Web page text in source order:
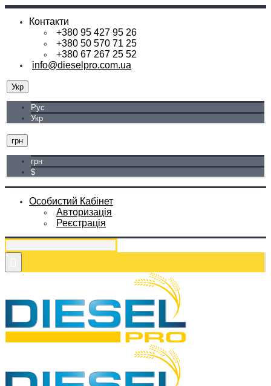
Контакти
+380 95 427 95 26
+380 50 570 71 25
+380 67 267 25 52
info@dieselpro.com.ua
Укр
Рус
Укр
грн
грн
$
Особистий Кабінет
Авторизація
Реєстрація